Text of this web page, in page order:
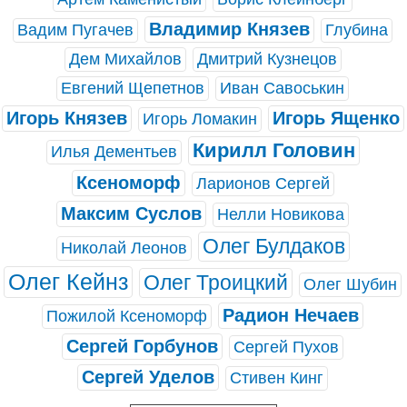
Вадим Пугачев
Владимир Князев
Глубина
Дем Михайлов
Дмитрий Кузнецов
Евгений Щепетнов
Иван Савоськин
Игорь Князев Игорь Ломакин Игорь Ященко
Илья Дементьев Кирилл Головин
Ксеноморф Ларионов Сергей
Максим Суслов
Нелли Новикова
Николай Леонов
Олег Булдаков
Олег Кейнз Олег Троицкий
Олег Шубин
Пожилой Ксеноморф
Радион Нечаев
Сергей Горбунов
Сергей Пухов
Сергей Уделов Стивен Кинг